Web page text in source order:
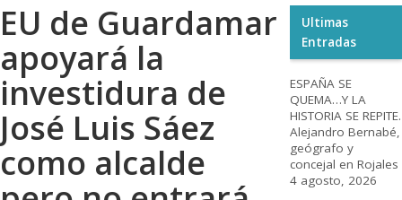
EU de Guardamar
apoyará la
investidura de
José Luis Sáez
como alcalde
Ultimas
Entradas
ESPAÑA SE
QUEMA…Y LA
HISTORIA SE REPITE.
Alejandro Bernabé,
geógrafo y
concejal en Rojales
4 agosto, 2026